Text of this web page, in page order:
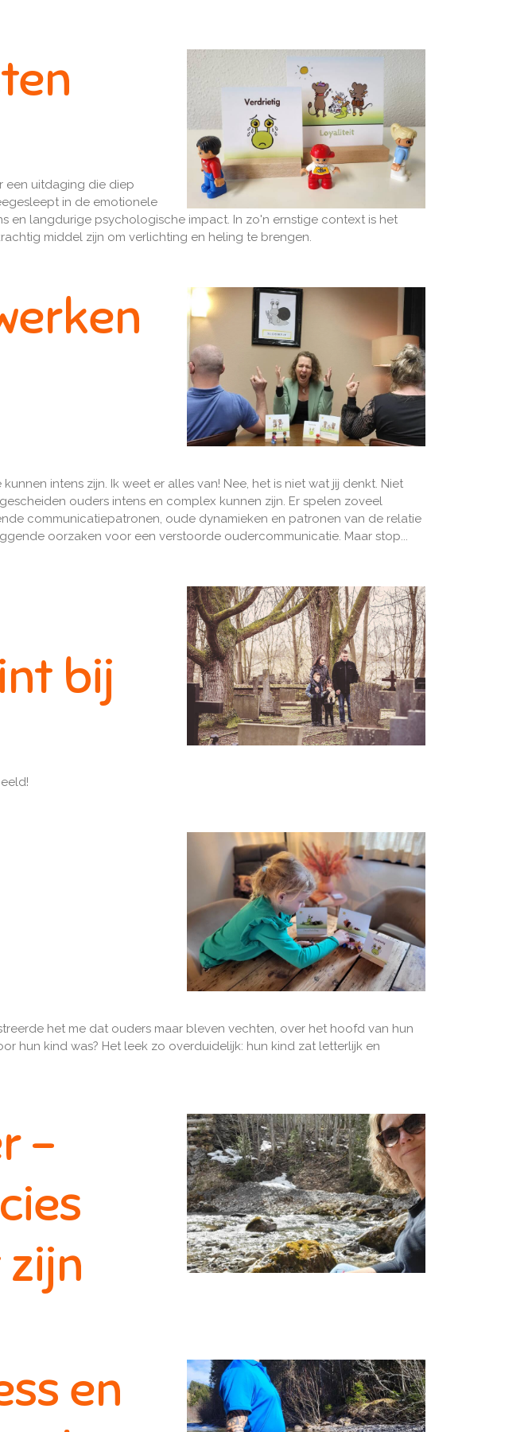
een uitdaging die diep
in de emotionele
en langdurige psychologische impact. In zo'n ernstige context is het
middel zijn om verlichting en heling te brengen.
intens zijn. Ik weet er alles van! Nee, het is niet wat jij denkt. Niet
ouders intens en complex kunnen zijn. Er spelen zoveel
communicatiepatronen, oude dynamieken en patronen van de relatie
oorzaken voor een verstoorde oudercommunicatie. Maar stop...
bij
het me dat ouders maar bleven vechten, over het hoofd van hun
hun kind was? Het leek zo overduidelijk: hun kind zat letterlijk en
-
en